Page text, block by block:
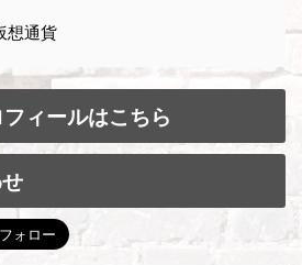
想通貨
ィールはこちら